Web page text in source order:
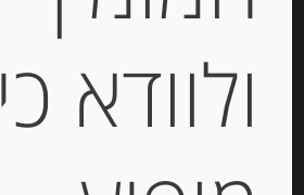
Out of
ולוודא כי